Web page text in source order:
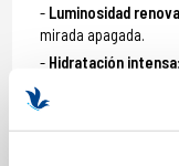
Luminosidad
mirada apagada.
Hidratación intensa
Protección
frente al estrés